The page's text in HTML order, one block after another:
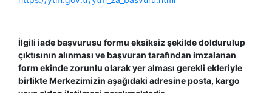
İlgili iade başvurusu formu eksiksiz şekilde doldurulup
çıktısının alınması ve başvuran tarafından imzalanan
form ekinde zorunlu olarak yer alması gerekli ekleriyle
birlikte Merkezimizin aşağıdaki adresine posta, kargo